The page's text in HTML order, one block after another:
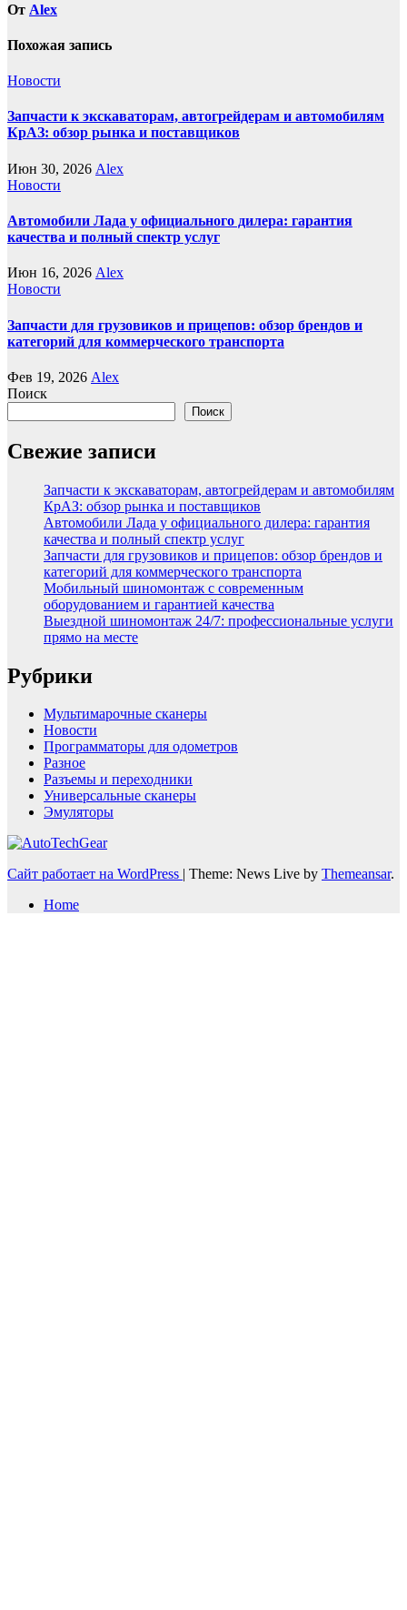
От Alex
Похожая запись
Новости
Запчасти к экскаваторам, автогрейдерам и автомобилям
КрАЗ: обзор рынка и поставщиков
Июн 30, 2026 Alex
Новости
Автомобили Лада у официального дилера: гарантия
качества и полный спектр услуг
Июн 16, 2026 Alex
Новости
Запчасти для грузовиков и прицепов: обзор брендов и
категорий для коммерческого транспорта
Фев 19, 2026 Alex
Поиск
Поиск
Свежие записи
Запчасти к экскаваторам, автогрейдерам и автомобилям
КрАЗ: обзор рынка и поставщиков
Автомобили Лада у официального дилера: гарантия
качества и полный спектр услуг
Запчасти для грузовиков и прицепов: обзор брендов и
категорий для коммерческого транспорта
Мобильный шиномонтаж с современным
оборудованием и гарантией качества
Выездной шиномонтаж 24/7: профессиональные услуги
прямо на месте
Рубрики
Мультимарочные сканеры
Новости
Программаторы для одометров
Разное
Разъемы и переходники
Универсальные сканеры
Эмуляторы
Сайт работает на WordPress | Theme: News Live by Themeansar.
Home